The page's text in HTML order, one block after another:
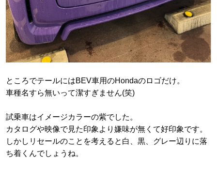
ところでテールにはBEV車用のHondaのロゴだけ。
車種名すら無いって潔すぎません(笑)
試乗車はイメージカラーの紫でした。
カタログや映像で見た印象より嫌味が無くて好印象です。
しかしリセールのことを考えると白、黒、グレー辺りに落
ち着くんでしょうね。